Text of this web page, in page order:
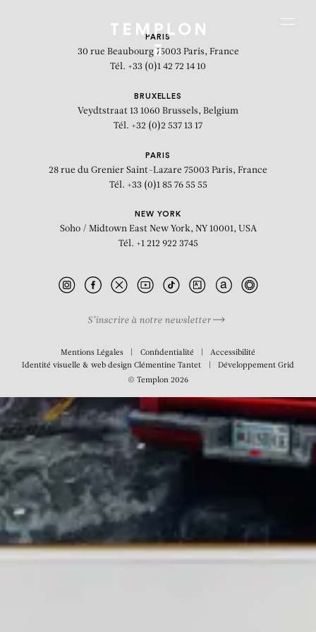
Our Meat Is USA Choice – Triptych
PARIS
30 rue Beaubourg 75003 Paris, France
Tél. +33 (0)1 42 72 14 10
BRUXELLES
Veydtstraat 13 1060 Brussels, Belgium
Tél. +32 (0)2 537 13 17
PARIS
28 rue du Grenier Saint-Lazare 75003 Paris, France
Tél. +33 (0)1 85 76 55 55
NEW YORK
Soho / Midtown East New York, NY 10001, USA
Tél. +1 212 922 3745
S’inscrire à notre newsletter
Mentions Légales Confidentialité
Accessibilité
Identité visuelle & web designClémentine Tantet Développement Grid
© Templon 2026